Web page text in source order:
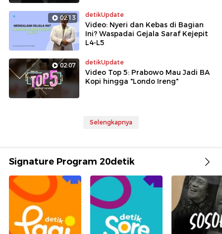
02:13 detikUpdate
Video: Nyeri dan Kebas di Bagian
Ini? Waspadai Gejala Saraf Kejepit
L4-L5
02:07 detikUpdate
Video Top 5: Prabowo Mau Jadi BA
Kopi hingga "Londo Ireng"
Selengkapnya
Signature Program 20detik